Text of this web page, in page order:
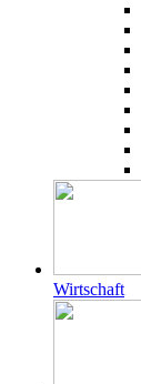
Wirtschaft